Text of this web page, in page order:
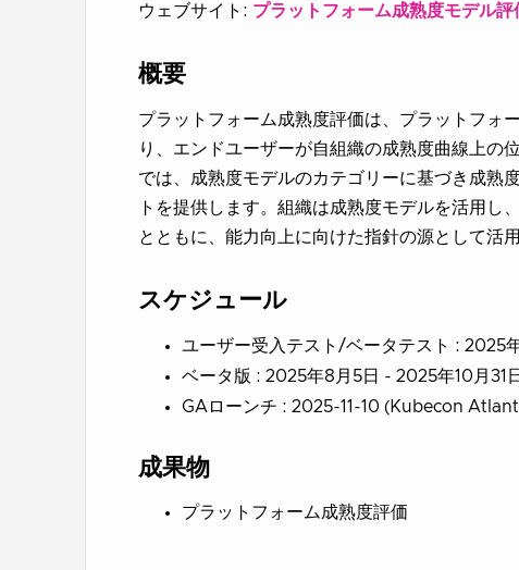
ウェブサイト: プラットフォーム成熟度モデル評
概要
プラットフォーム成熟度評価は、プラットフォ
り、エンドユーザーが自組織の成熟度曲線上の
では、成熟度モデルのカテゴリーに基づき成熟
トを提供します。組織は成熟度モデルを活用し
とともに、能力向上に向けた指針の源として活
スケジュール
ユーザー受入テスト/ベータテスト : 2025
ベータ版 : 2025年8月5日 - 2025年10月31日
GAローンチ : 2025-11-10 (Kubecon
成果物
プラットフォーム成熟度評価